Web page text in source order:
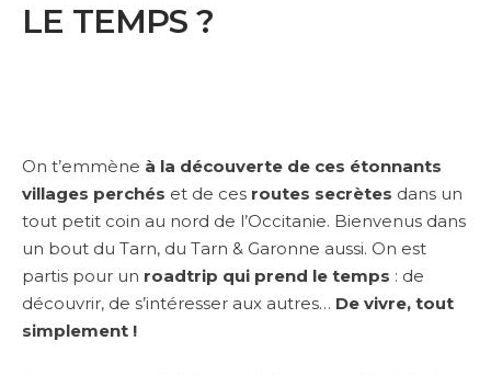
LE TEMPS ?
On t’emmène à la découverte de ces étonnants
villages perchés et de ces routes secrètes dans un
tout petit coin au nord de l’Occitanie. Bienvenus dans
un bout du Tarn, du Tarn & Garonne aussi. On est
partis pour un roadtrip qui prend le temps : de
découvrir, de s’intéresser aux autres… De vivre, tout
simplement !